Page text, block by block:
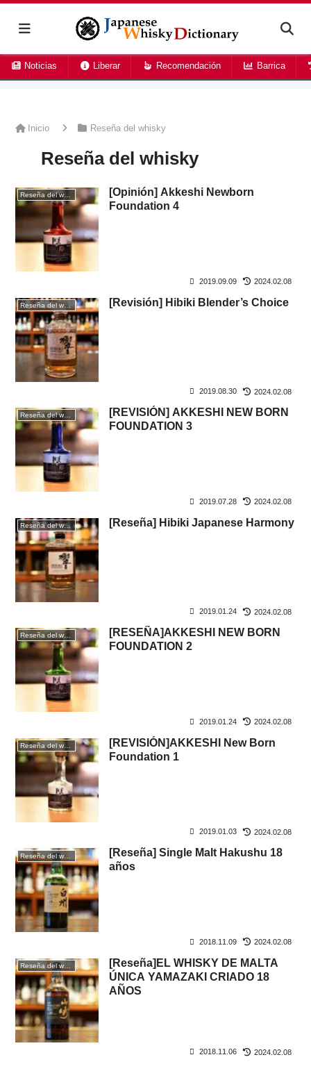
Noticias Liberar Recomendación Barrica
Inicio Reseña del whisky
Reseña del whisky
Reseña del whisky
[Opinión] Akkeshi Newborn
Foundation 4
2019.09.09 2024.02.08
Reseña del whisky [Revisión] Hibiki Blender’s Choice
2019.08.30 2024.02.08
Reseña del whisky
[REVISIÓN] AKKESHI NEW BORN
FOUNDATION 3
2019.07.28 2024.02.08
Reseña del whisky [Reseña] Hibiki Japanese Harmony
2019.01.24 2024.02.08
Reseña del whisky
[RESEÑA]AKKESHI NEW BORN
FOUNDATION 2
2019.01.24 2024.02.08
Reseña del whisky
[REVISIÓN]AKKESHI New Born
Foundation 1
2019.01.03 2024.02.08
Reseña del whisky
[Reseña] Single Malt Hakushu 18
años
2018.11.09 2024.02.08
Reseña del whisky
[Reseña]EL WHISKY DE MALTA
ÚNICA YAMAZAKI CRIADO 18
AÑOS
2018.11.06 2024.02.08